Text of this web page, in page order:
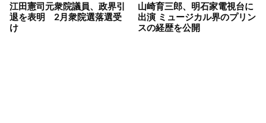
江田憲司元衆院議員、政界引
退を表明 2月衆院選落選受
け
山崎育三郎、明石家電視台に
出演 ミュージカル界のプリン
スの経歴を公開